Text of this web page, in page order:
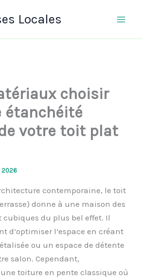
Locales
choisir
étanchéité
votre toit plat
2026
contemporaine, le toit
donne à une maison des
cubiques du plus bel effet. Il
d’optimiser l’espace en créant
ou un espace de détente
salon. Cependant,
toiture en pente classique où